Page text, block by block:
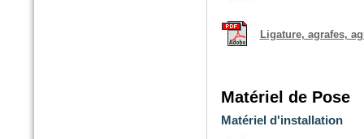
Ligature, agrafes,
Matériel de Pose
Matériel d'installation